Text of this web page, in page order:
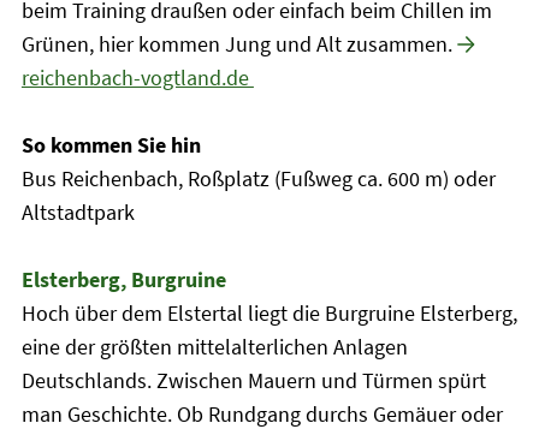
beim Training draußen oder einfach beim Chillen im
Grünen, hier kommen Jung und Alt zusammen.
reichenbach-vogtland.de
So kommen Sie hin
Bus Reichenbach, Roßplatz (Fußweg ca. 600 m) oder
Altstadtpark
Elsterberg, Burgruine
Hoch über dem Elstertal liegt die Burgruine Elsterberg,
eine der größten mittelalterlichen Anlagen
Deutschlands. Zwischen Mauern und Türmen spürt
man Geschichte. Ob Rundgang durchs Gemäuer oder